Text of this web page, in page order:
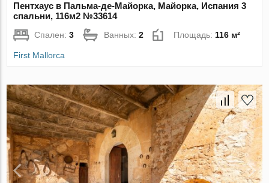
Пентхаус в Пальма-де-Майорка, Майорка, Испания 3
спальни, 116м2 №33614
Спален:3 Ванных:2 Площадь: 116 м²
First Mallorca